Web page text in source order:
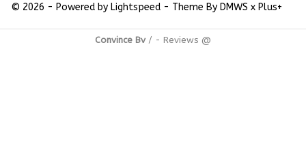
© 2026 - Powered by Lightspeed- Theme By DMWS x Plus+
Convince Bv/ - Reviews @